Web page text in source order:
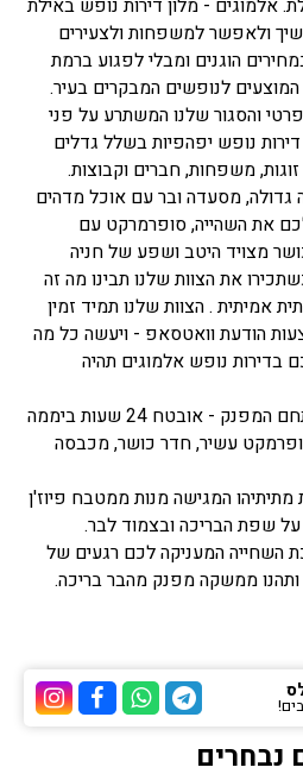
אלמוגים - מלון דירות נופש באילת
ולאפשר למשפחות ולצעירים
הוגנים ומבלי לפגוע ברמת
המוצעים לנופשים המבקרים בעיר.
והסגור שלנו המשתרע על פני
נופש יפהפיות בשלל גדלים
משפחות, חברים וקבוצות.
מסעדה ובר עם אוכל מדהים
את השהייה, סופרמרקט עם
מצויד היטב ושפע של חניה
את הצוות שלנו תבינו מה זה
אמיתית . הצוות שלנו תמיד זמין
באמצעות הודעת וואטסאפ - ויעשה כל מה
בדירות נופש אלמוגים תהיה
מעבירים את הזמן בכיף במתחם המפנק - אובטח 24 שעות ביממה
עשיר, חדר כושר, מכבסה
המגישה מנות ממטבח פיוז'ן
על שפת הבריכה ובצמוד לבר.
השחייה המעניקה לכם רגעים של
ממשקה מפנק מהבר בריכה.
ערוץ ערוץ
ערוץ הוואטסאפ של
ערוץ הטלגרם של הוטלס
נבחרים